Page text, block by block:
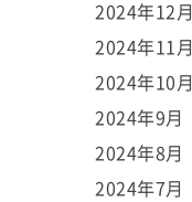
2024年12月
2024年11月
2024年10月
2024年9月
2024年8月
2024年7月